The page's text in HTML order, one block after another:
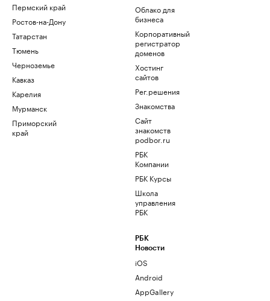
Пермский край
Ростов-на-Дону
Татарстан
Тюмень
Черноземье
Кавказ
Карелия
Мурманск
Приморский
край
Облако для
бизнеса
Корпоративный
регистратор
доменов
Хостинг
сайтов
Рег.решения
Знакомства
Сайт
знакомств
podbor.ru
РБК
Компании
РБК Курсы
Школа
управления
РБК
РБК
Новости
iOS
Android
AppGallery